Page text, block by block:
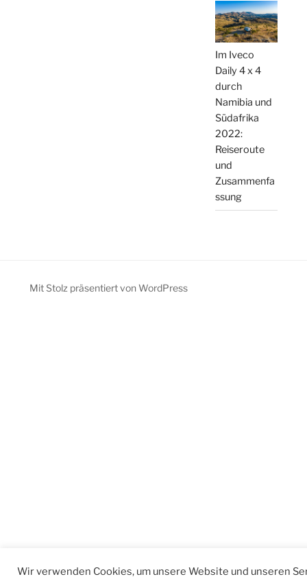
Im Iveco
Daily 4 x 4
durch
Namibia und
Südafrika
2022:
Reiseroute
und
Zusammenfa
ssung
Mit Stolz präsentiert von WordPress
Wir verwenden Cookies, um unsere Website und unseren